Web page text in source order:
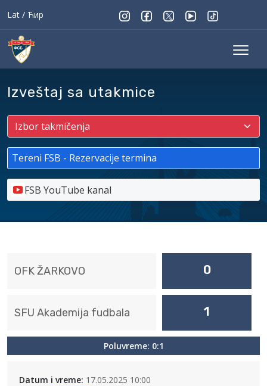
Lat / Ћир
Izveštaj sa utakmice
Tereni FSB - Rezervacije termina
FSB YouTube kanal
OFK ŽARKOVO 0
SFU Akademija fudbala 1
Poluvreme: 0:1
Datum i vreme: 17.05.2025 10:00